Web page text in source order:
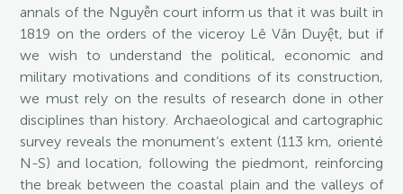
annals of the Nguyễn court inform us that it was built in
1819 on the orders of the viceroy Lê Văn Duyệt, but if
we wish to understand the political, economic and
military motivations and conditions of its construction,
we must rely on the results of research done in other
disciplines than history. Archaeological and cartographic
survey reveals the monument’s extent (113 km, orienté
N-S) and location, following the piedmont, reinforcing
the break between the coastal plain and the valleys of